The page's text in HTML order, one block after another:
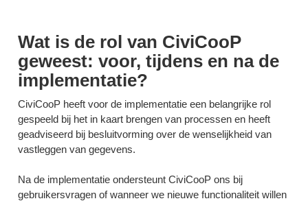
Wat is de rol van CiviCooP
geweest: voor, tijdens en na de
implementatie?
CiviCooP heeft voor de implementatie een belangrijke rol
gespeeld bij het in kaart brengen van processen en heeft
geadviseerd bij besluitvorming over de wenselijkheid van
vastleggen van gegevens.
Na de implementatie ondersteunt CiviCooP ons bij
gebruikersvragen of wanneer we nieuwe functionaliteit willen